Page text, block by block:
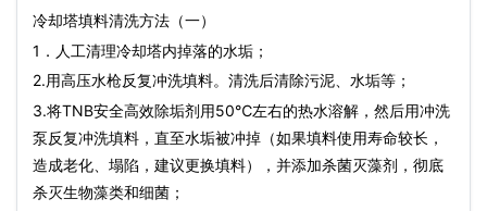
冷却塔填料清洗方法（一）
1．人工清理冷却塔内掉落的水垢；
2.用高压水枪反复冲洗填料。清洗后清除污泥、水垢等；
3.将TNB安全高效除垢剂用50℃左右的热水溶解，然后用冲洗
泵反复冲洗填料，直至水垢被冲掉（如果填料使用寿命较长，
造成老化、塌陷，建议更换填料），并添加杀菌灭藻剂，彻底
杀灭生物藻类和细菌；